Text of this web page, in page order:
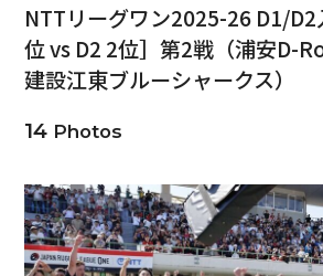
NTTリーグワン2025-26 D1/D2
位 vs D2 2位］第2戦（浦安D-
建設江東ブルーシャークス）
14Photos